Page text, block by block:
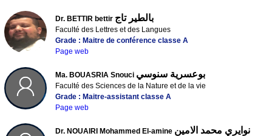
Dr. BETTIR bettir بالطير تاج
Faculté des Lettres et des Langues
Grade : Maitre de conférence classe A
Page web
Ma. BOUASRIA Snouci بوعسرية سنوسي
Faculté des Sciences de la Nature et de la vie
Grade : Maitre-assistant classe A
Page web
Dr. NOUAIRI Mohammed El-amine نوايري محمد الامين